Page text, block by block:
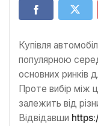
Купівля
популярною
основних
Проте вибір між
залежить від
Відвідавши